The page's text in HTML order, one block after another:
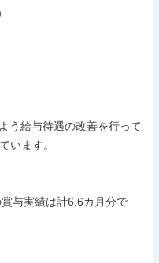
う給与待遇の改善を行って
います。
与実績は計6.6カ月分で